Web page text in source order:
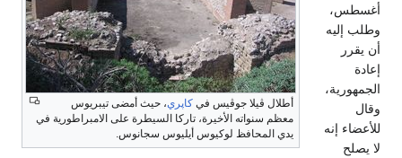
أطلال ڤيلا جوڤيس في كاپري، حيث أمضى تيبريوس
معظم سنواته الأخيرة، تاركا السيطرة على الامبراطورية في
يدي المحافظ لوكيوس أيليوس سجانوس.
أغسطس،
وطلب إليه
أن يقرر
إعادة
الجمهورية،
وقال
للأعضاء إنه
لا يصلح